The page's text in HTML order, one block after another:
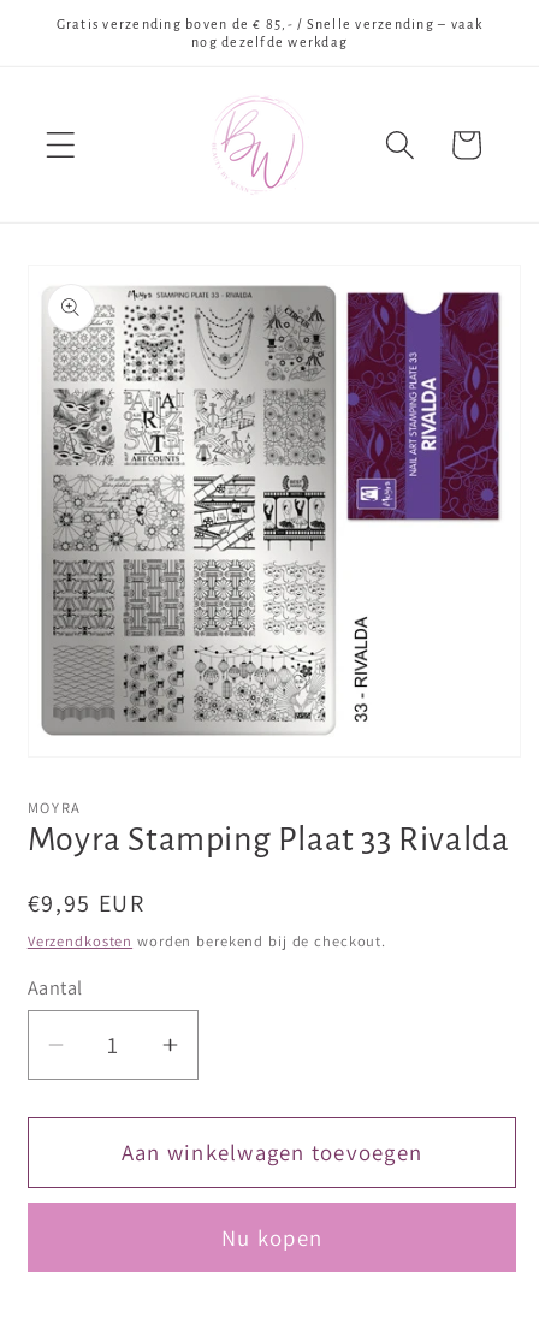
naar de
Gratis verzending boven de € 85,- / Snelle verzending – vaak
nog dezelfde werkdag
Winkelwagen
openen
in
modaal
MOYRA
Moyra Stamping Plaat 33 Rivalda
Normale
prijs
€9,95 EUR
Verzendkosten worden berekend bij de checkout.
Aantal
Aantal
verlagen
voor
Moyra
Stamping
Rivalda
Aantal
verhogen
voor
Moyra
Stamping
Rivalda
Aan winkelwagen toevoegen
Nu kopen